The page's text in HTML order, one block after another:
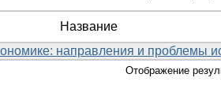
Название
направления и проблемы
Отображение